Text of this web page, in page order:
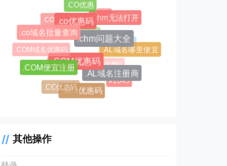
#1045
#1146
$0.99超级优惠码
.AL域名
.AL域名哪里便宜
.AL域名注册商
.asia优惠码
.CC优惠码
.CC域名
.CC域名注册
.CF
.chm无法打开
.chm问题大全
.COM优惠码
.COM便宜注册
.COM域名优惠码
.COM新购
.CO优惠
.co优惠码
.co域名批量查询
其他操作